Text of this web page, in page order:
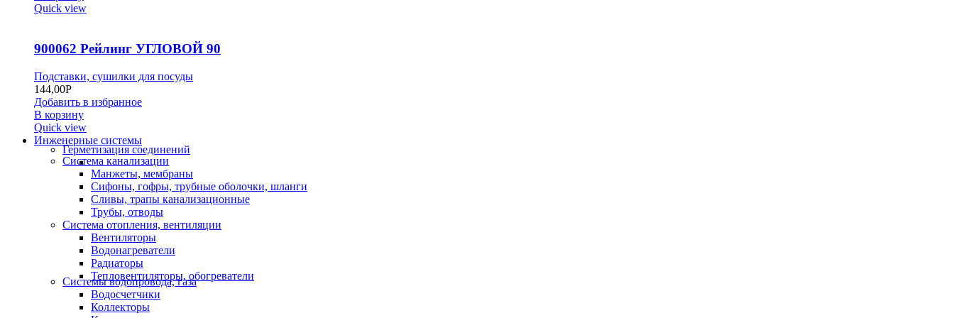
Quick view
900062 Рейлинг УГЛОВОЙ 90
Подставки, сушилки для посуды
144,00Р
Добавить в избранное
В корзину
Quick view
Инженерные системы
Герметизация соединений
Система канализации
Манжеты, мембраны
Сифоны, гофры, трубные оболочки, шланги
Сливы, трапы канализационные
Трубы, отводы
Система отопления, вентиляции
Вентиляторы
Водонагреватели
Радиаторы
Тепловентиляторы, обогреватели
Системы водопровода, газа
Водосчетчики
Коллекторы